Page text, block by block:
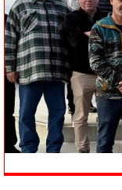
Tecnología
Sostenibilidad
soy chile
soyarica